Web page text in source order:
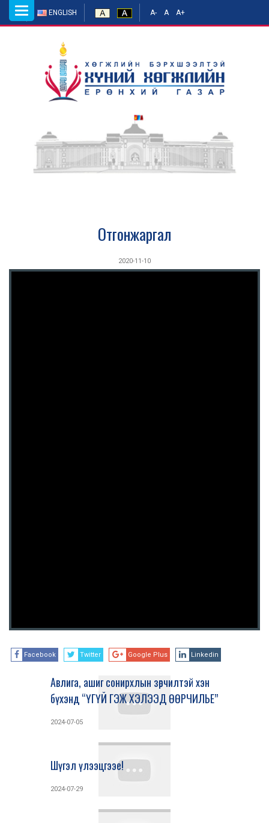
ENGLISH A- A A+
Toggle
navigation
Отгонжаргал
2020-11-10
Facebook Twitter Google Plus Linkedin
Авлига, ашиг сонирхлын зөрчилтэй хэн
бүхэнд “ҮГҮЙ ГЭЖ ХЭЛЭЭД ӨӨРЧИЛЬЕ”
2024-07-05
Шүгэл үлээцгээе!
2024-07-29